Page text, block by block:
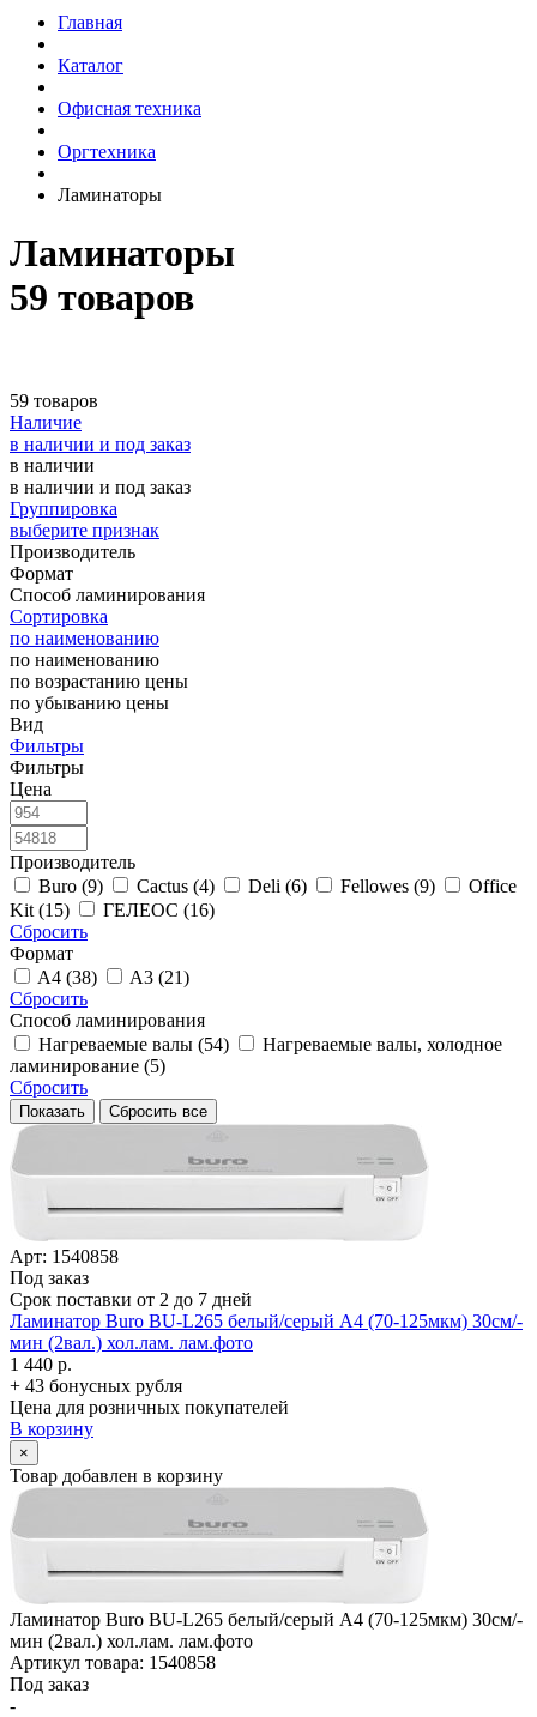
Главная
Каталог
Офисная техника
Оргтехника
Ламинаторы
Ламинаторы
59 товаров
59 товаров
Наличие
в наличии и под заказ
в наличии
в наличии и под заказ
Группировка
выберите признак
Производитель
Формат
Способ ламинирования
Сортировка
по наименованию
по наименованию
по возрастанию цены
по убыванию цены
Вид
Фильтры
Фильтры
Цена
Производитель
Buro (9)
Cactus (4) Deli (6) Fellowes (9)
Office
Kit (15)
ГЕЛЕОС (16)
Сбросить
Формат
A4 (38)
A3 (21)
Сбросить
Способ ламинирования
Нагреваемые валы (54)
Нагреваемые валы, холодное
ламинирование (5)
Сбросить
Арт: 1540858
Под заказ
Срок поставки от 2 до 7 дней
Ламинатор Buro BU-L265 белый/­серый A4 (70-125мкм) 30см/­
мин (2вал.) хол.лам. лам.фото
1 440 р.
+ 43 бонусных рубля
Цена для розничных покупателей
В корзину
×
Товар добавлен в корзину
Ламинатор Buro BU-L265 белый/­серый A4 (70-125мкм) 30см/­
мин (2вал.) хол.лам. лам.фото
Артикул товара: 1540858
Под заказ
-